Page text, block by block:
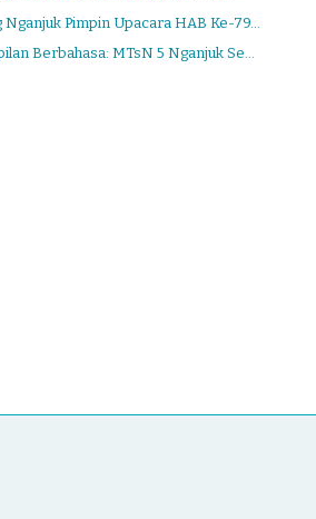
Pimpin Upacara HAB Ke-79...
Berbahasa: MTsN 5 Nganjuk Se...